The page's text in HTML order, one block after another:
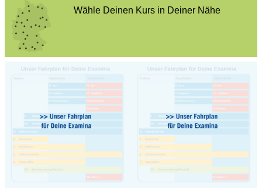
Wähle Deinen Kurs in Deiner Nähe